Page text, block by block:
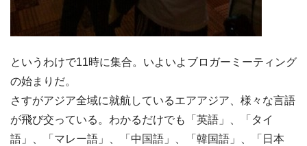
というわけで11時に集合。いよいよブロガーミーティング
の始まりだ。
さすがアジア全域に就航しているエアアジア、様々な言語
が飛び交っている。わかるだけでも「英語」、「タイ
語」、「マレー語」、「中国語」、「韓国語」、「日本